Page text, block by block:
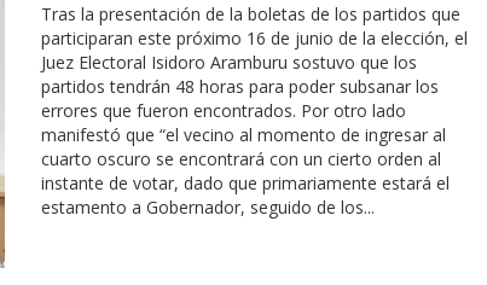
Tras la presentación de la boletas de los partidos que
participaran este próximo 16 de junio de la elección, el
Juez Electoral Isidoro Aramburu sostuvo que los
partidos tendrán 48 horas para poder subsanar los
errores que fueron encontrados. Por otro lado
manifestó que “el vecino al momento de ingresar al
cuarto oscuro se encontrará con un cierto orden al
instante de votar, dado que primariamente estará el
estamento a Gobernador, seguido de los...